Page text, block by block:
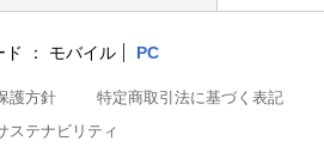
ド モバイル PC
護方針
特定商取引法に基づく表記
ステナビリティ